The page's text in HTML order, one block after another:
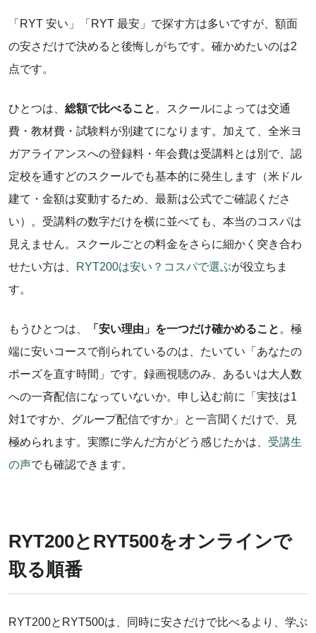
「RYT 安い」「RYT 最安」で探す方は多いですが、額面
の安さだけで決めると後悔しがちです。確かめたいのは2
点です。
ひとつは、 総額で比べること 。スクールによっては交通
費・教材費・試験料が別建てになります。加えて、全米ヨ
ガアライアンスへの登録料・年会費は受講料とは別で、認
定校を通すどのスクールでも基本的に発生します（米ドル
建て・金額は変動するため、最新は公式でご確認くださ
い）。受講料の数字だけを横に並べても、本当のコスパは
見えません。スクールごとの料金をさらに細かく突き合わ
せたい方は、
RYT200は安い？コスパで選ぶが役立ちま
す。
もうひとつは、 「安い理由」を一つだけ確かめること 。極
端に安いコースで削られているのは、たいてい「あなたの
ポーズを直す時間」です。録画視聴のみ、あるいは大人数
への一斉配信になっていないか。申し込む前に「実技は1
対1ですか、グループ配信ですか」と一言聞くだけで、見
極められます。実際に学んだ方がどう感じたかは、 受講生
の声でも確認できます。
RYT200とRYT500をオンラインで
取る順番
RYT200とRYT500は、同時に安さだけで比べるより、学ぶ